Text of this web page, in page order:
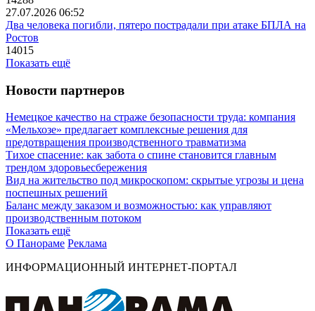
27.07.2026 06:52
Два человека погибли, пятеро пострадали при атаке БПЛА на
Ростов
14015
Показать ещё
Новости партнеров
Немецкое качество на страже безопасности труда: компания
«Мельхозе» предлагает комплексные решения для
предотвращения производственного травматизма
Тихое спасение: как забота о спине становится главным
трендом здоровьесбережения
Вид на жительство под микроскопом: скрытые угрозы и цена
поспешных решений
Баланс между заказом и возможностью: как управляют
производственным потоком
Показать ещё
О Панораме Реклама
ИНФОРМАЦИОННЫЙ ИНТЕРНЕТ-ПОРТАЛ